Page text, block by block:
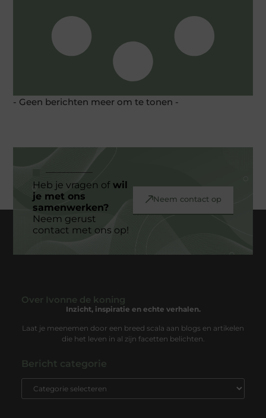
- Geen berichten meer om te tonen -
Heb je vragen ofwil
je met ons
samenwerken?
Neem gerust
contact met ons op!
Neem contact op
Over Ivonne de koning
Inzicht, inspiratie en echte verhalen.
Laat je meenemen door een breed scala aan blogs en artikelen
die het leven in al zijn facetten belichten.
Bericht categorie